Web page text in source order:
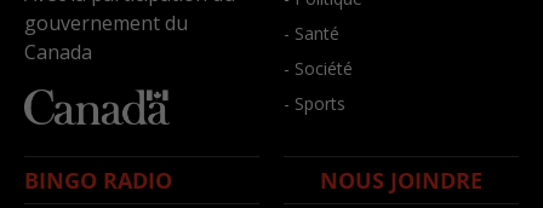
gouvernement du
Canada
- Santé
- Société
- Sports
BINGO RADIO NOUS JOINDRE